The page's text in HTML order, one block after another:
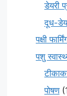
डेयरी
दूध-
पक्षी
पशु
पोषण